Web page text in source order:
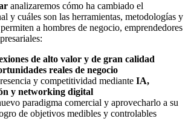
analizaremos cómo ha cambiado el
y cuáles son las herramientas, metodologías y
a hombres de negocio, emprendedores
de alto valor y de gran calidad
reales de negocio
y competitividad mediante IA,
y networking digital
paradigma comercial y aprovecharlo a su
de objetivos medibles y controlables